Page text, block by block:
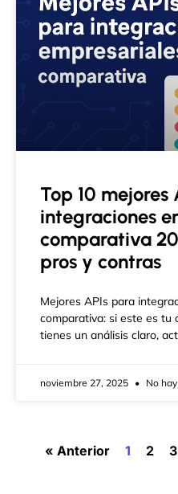
Top 10 mejores
integraciones
comparativa
pros y contras
Mejores APIs para
comparativa: si este es tu
tienes un análisis claro,
noviembre 27, 2025 No
« Anterior 1 2 3